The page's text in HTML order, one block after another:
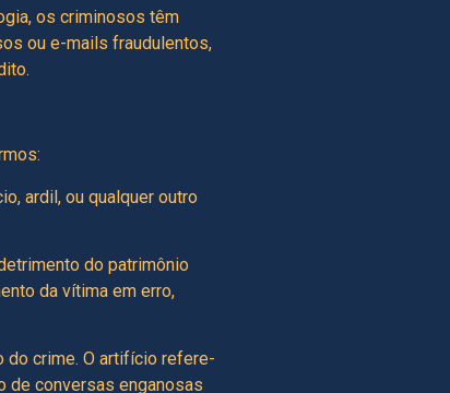
os criminosos têm
ou e-mails fraudulentos,
ardil, ou qualquer outro
do patrimônio
da vítima em erro,
do crime. O artifício refere-
de conversas enganosas